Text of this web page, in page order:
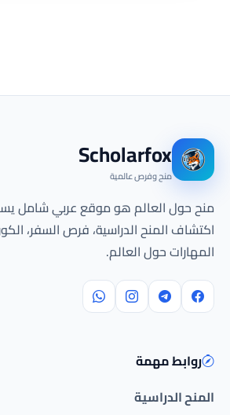
Scholarfox
منح وفرص عالمية
منح حول العالم هو موقع عربي شامل
اكتشاف المنح الدراسية، فرص السفر،
المهارات حول العالم.
روابط مهمة
المنح الدراسية